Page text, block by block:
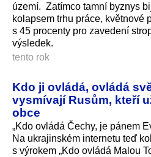
území. Zatímco tamní byznys
kolapsem trhu práce, květnové
s 45 procenty pro zavedení
výsledek.
tento rok
Kdo ji ovládá, ovládá
vysmívají Rusům, kteří
obce
„Kdo ovládá Čechy, je pánem
Na ukrajinském internetu teď
s výrokem „Kdo ovládá Malou